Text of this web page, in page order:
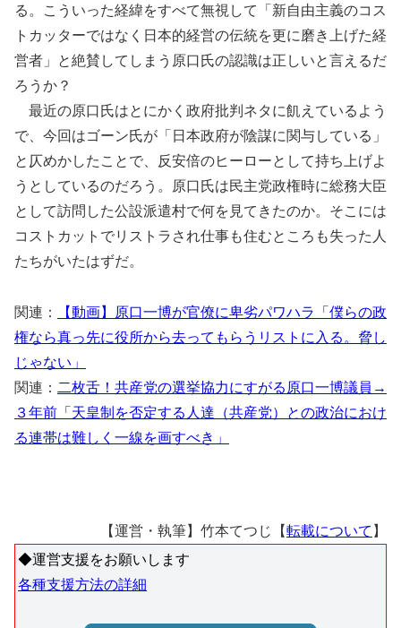
る。こういった経緯をすべて無視して「新自由主義のコス
トカッターではなく日本的経営の伝統を更に磨き上げた経
営者」と絶賛してしまう原口氏の認識は正しいと言えるだ
ろうか？
最近の原口氏はとにかく政府批判ネタに飢えているよう
で、今回はゴーン氏が「日本政府が陰謀に関与している」
と仄めかしたことで、反安倍のヒーローとして持ち上げよ
うとしているのだろう。原口氏は民主党政権時に総務大臣
として訪問した公設派遣村で何を見てきたのか。そこには
コストカットでリストラされ仕事も住むところも失った人
たちがいたはずだ。
関連：
【動画】原口一博が官僚に卑劣パワハラ「僕らの政
権なら真っ先に役所から去ってもらうリストに入る。脅し
じゃない」
関連： 二枚舌！共産党の選挙協力にすがる原口一博議員→
３年前「天皇制を否定する人達（共産党）との政治におけ
る連帯は難しく一線を画すべき」
【運営・執筆】竹本てつじ【転載について 】
◆運営支援をお願いします
各種支援方法の詳細